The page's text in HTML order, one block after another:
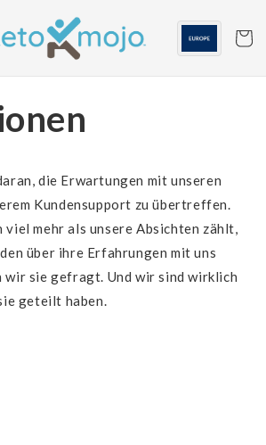
die Erwartungen mit unseren
Kundensupport zu übertreffen.
viel mehr als unsere Absichten zählt,
über ihre Erfahrungen mit uns
wir sie gefragt. Und wir sind wirklich
geteilt haben.